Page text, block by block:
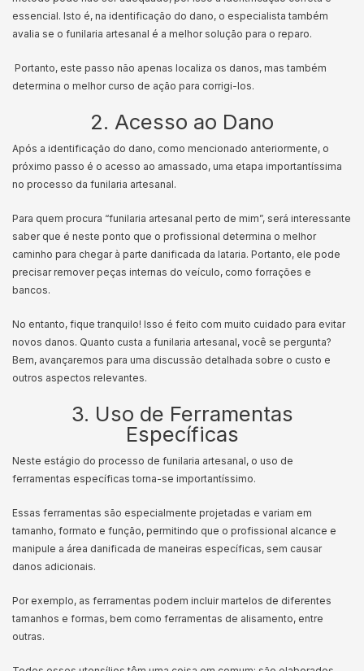
essencial. Isto é, na identificação do dano, o especialista também
avalia se o funilaria artesanal é a melhor solução para o reparo.
Portanto, este passo não apenas localiza os danos, mas também
determina o melhor curso de ação para corrigi-los.
2. Acesso ao Dano
Após a identificação do dano, como mencionado anteriormente, o
próximo passo é o acesso ao amassado, uma etapa importantíssima
no processo da funilaria artesanal.
Para quem procura “funilaria artesanal perto de mim”, será interessante
saber que é neste ponto que o profissional determina o melhor
caminho para chegar à parte danificada da lataria. Portanto, ele pode
precisar remover peças internas do veículo, como forrações e
bancos.
No entanto, fique tranquilo! Isso é feito com muito cuidado para evitar
novos danos. Quanto custa a funilaria artesanal, você se pergunta?
Bem, avançaremos para uma discussão detalhada sobre o custo e
outros aspectos relevantes.
3. Uso de Ferramentas
Específicas
Neste estágio do processo de funilaria artesanal, o uso de
ferramentas específicas torna-se importantíssimo.
Essas ferramentas são especialmente projetadas e variam em
tamanho, formato e função, permitindo que o profissional alcance e
manipule a área danificada de maneiras específicas, sem causar
danos adicionais.
Por exemplo, as ferramentas podem incluir martelos de diferentes
tamanhos e formas, bem como ferramentas de alisamento, entre
outras.